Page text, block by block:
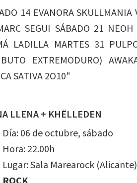
LLENA + KHËLLEDEN
Día: 06 de octubre, sábado
Hora: 22.00h
Lugar: Sala Marearock (Alicante)
ROCK